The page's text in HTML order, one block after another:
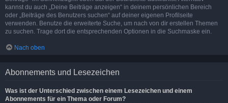
kannst du auch „Deine Beiträge anzeigen“ in deinem persönlichen Bereich
oder „Beiträge des Benutzers suchen“ auf deiner eigenen Profilseite
verwenden. Benutze die erweiterte Suche, um nach von dir erstellen Themen
zu suchen. Trage dort die entsprechenden Optionen in die Suchmaske ein.
Nach oben
Abonnements und Lesezeichen
Was ist der Unterschied zwischen einem Lesezeichen und einem
Abonnements für ein Thema oder Forum?